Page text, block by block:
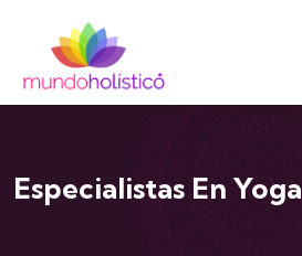
Especialistas En Yoga